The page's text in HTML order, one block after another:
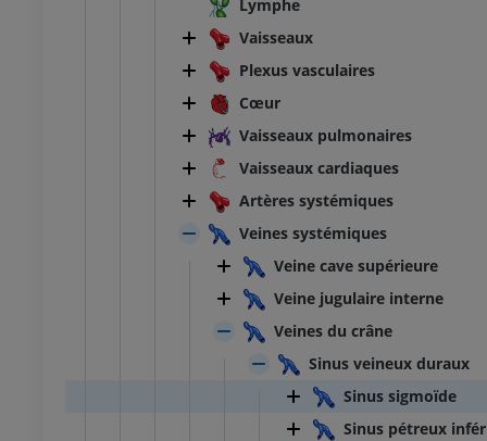
Lymphe
Vaisseaux
Plexus vasculaires
Cœur
Vaisseaux pulmonaires
Vaisseaux cardiaques
Artères systémiques
Veines systémiques
Veine cave supérieure
Veine jugulaire interne
Veines du crâne
Sinus veineux duraux
Sinus sigmoïde
Sinus pétreux